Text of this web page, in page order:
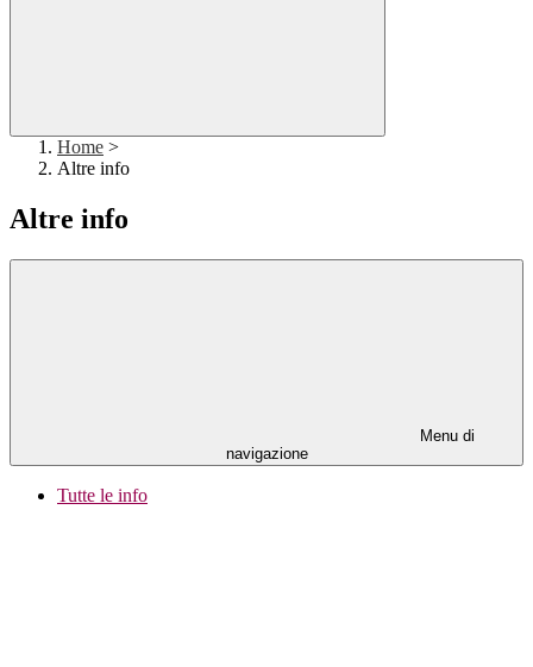
Home >
Altre info
Altre info
Menu di
navigazione
Tutte le info